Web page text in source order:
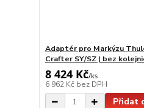
Adaptér pro Markýzu
Crafter SY/SZ | bez
8 424 Kč/ks
6 962 Kč bez DPH
Přidat